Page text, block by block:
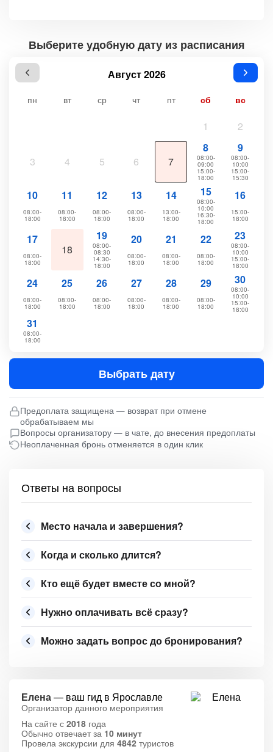
Выберите удобную дату из расписания
Август 2026
пн вт ср чт пт сб вс
1 2
3 4 5 6 7
8
08:00-
09:00
15:00-
18:00
9
08:00-
10:00
15:00-
15:30
10
08:00-
18:00
11
08:00-
18:00
12
08:00-
18:00
13
08:00-
18:00
14
13:00-
18:00
15
08:00-
10:00
16:30-
18:00
16
15:00-
18:00
17
08:00-
18:00
18
19
08:00-
08:30
14:30-
18:00
20
08:00-
18:00
21
08:00-
18:00
22
08:00-
18:00
23
08:00-
10:00
15:00-
18:00
24
08:00-
18:00
25
08:00-
18:00
26
08:00-
18:00
27
08:00-
18:00
28
08:00-
18:00
29
08:00-
18:00
30
08:00-
10:00
15:00-
18:00
31
08:00-
18:00
Выбрать дату
Предоплата защищена — возврат при отмене
обрабатываем мы
Вопросы организатору — в чате, до внесения предоплаты
Неоплаченная бронь отменяется в один клик
Ответы на вопросы
Место начала и завершения?
Когда и сколько длится?
Кто ещё будет вместе со мной?
Нужно оплачивать всё сразу?
Можно задать вопрос до бронирования?
Елена— ваш гид в Ярославле
Организатор данного мероприятия
На сайте с 2018 года
Обычно отвечает за 10 минут
Провела экскурсии для 4842 туристов